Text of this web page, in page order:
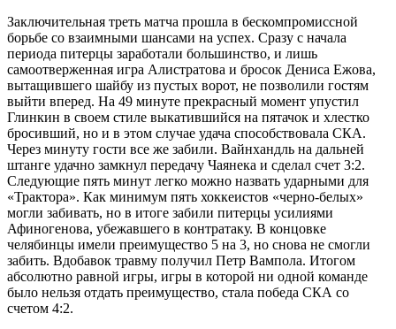
Заключительная треть матча прошла в бескомпромиссной
борьбе со взаимными шансами на успех. Сразу с начала
периода питерцы заработали большинство, и лишь
самоотверженная игра Алистратова и бросок Дениса Ежова,
вытащившего шайбу из пустых ворот, не позволили гостям
выйти вперед. На 49 минуте прекрасный момент упустил
Глинкин в своем стиле выкатившийся на пятачок и хлестко
бросивший, но и в этом случае удача способствовала СКА.
Через минуту гости все же забили. Вайнхандль на дальней
штанге удачно замкнул передачу Чаянека и сделал счет 3:2.
Следующие пять минут легко можно назвать ударными для
«Трактора». Как минимум пять хоккеистов «черно-белых»
могли забивать, но в итоге забили питерцы усилиями
Афиногенова, убежавшего в контратаку. В концовке
челябинцы имели преимущество 5 на 3, но снова не смогли
забить. Вдобавок травму получил Петр Вампола. Итогом
абсолютно равной игры, игры в которой ни одной команде
было нельзя отдать преимущество, стала победа СКА со
счетом 4:2.